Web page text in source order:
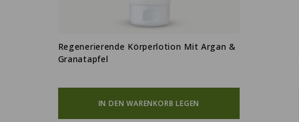
Regenerierende Körperlotion Mit Argan &
Granatapfel
IN DEN WARENKORB LEGEN